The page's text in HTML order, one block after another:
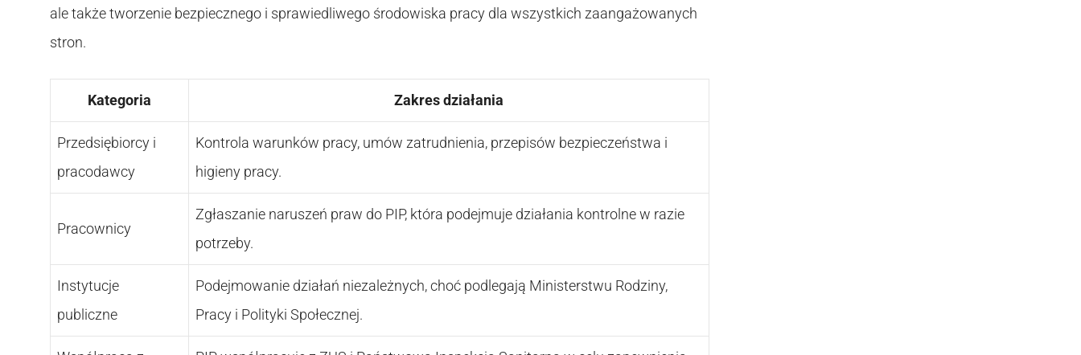
ale także tworzenie bezpiecznego i sprawiedliwego środowiska pracy dla wszystkich zaangażowanych
stron.
Kategoria Zakres działania
Przedsiębiorcy i
pracodawcy
Kontrola warunków pracy, umów zatrudnienia, przepisów bezpieczeństwa i
higieny pracy.
Pracownicy
Zgłaszanie naruszeń praw do PIP, która podejmuje działania kontrolne w razie
potrzeby.
Instytucje
publiczne
Podejmowanie działań niezależnych, choć podlegają Ministerstwu Rodziny,
Pracy i Polityki Społecznej.